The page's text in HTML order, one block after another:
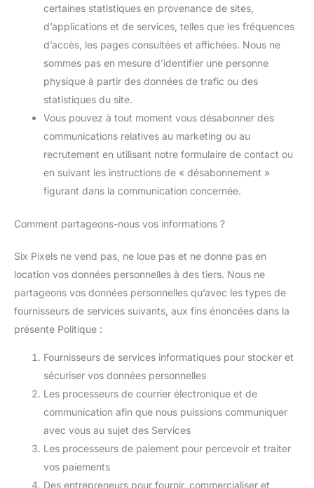
certaines statistiques en provenance de sites,
d’applications et de services, telles que les fréquences
d’accès, les pages consultées et affichées. Nous ne
sommes pas en mesure d’identifier une personne
physique à partir des données de trafic ou des
statistiques du site.
Vous pouvez à tout moment vous désabonner des
communications relatives au marketing ou au
recrutement en utilisant notre formulaire de contact ou
en suivant les instructions de « désabonnement »
figurant dans la communication concernée.
Comment partageons-nous vos informations ?
Six Pixels ne vend pas, ne loue pas et ne donne pas en
location vos données personnelles à des tiers. Nous ne
partageons vos données personnelles qu’avec les types de
fournisseurs de services suivants, aux fins énoncées dans la
présente Politique :
Fournisseurs de services informatiques pour stocker et
sécuriser vos données personnelles
Les processeurs de courrier électronique et de
communication afin que nous puissions communiquer
avec vous au sujet des Services
Les processeurs de paiement pour percevoir et traiter
vos paiements
Des entrepreneurs pour fournir, commercialiser et